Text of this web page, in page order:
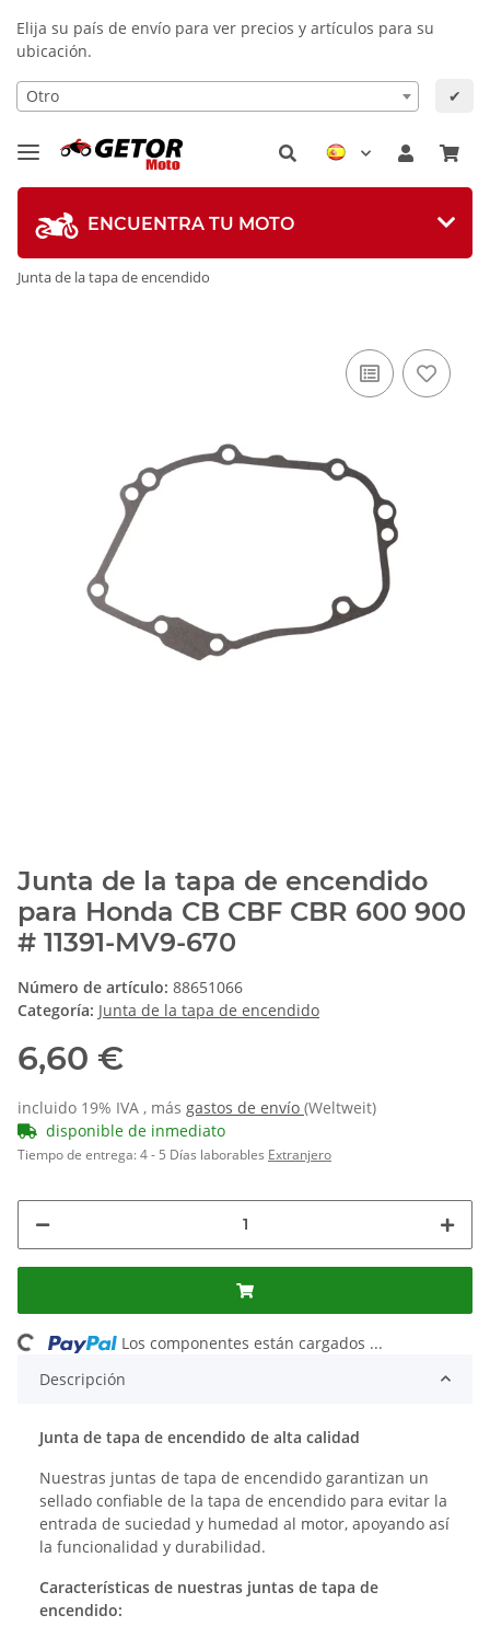
Elija su país de envío para ver precios y artículos para su
ubicación.
Otro ✔
ENCUENTRA TU MOTO
Junta de la tapa de encendido
Junta de la tapa de encendido
para Honda CB CBF CBR 600 900
# 11391-MV9-670
Número de artículo: 88651066
Categoría: Junta de la tapa de encendido
6,60 €
incluido 19% IVA , más gastos de envío (Weltweit)
disponible de inmediato
Tiempo de entrega:4 - 5 Días laborables Extranjero
Los componentes están cargados ...
Descripción
Junta de tapa de encendido de alta calidad
Nuestras juntas de tapa de encendido garantizan un
sellado confiable de la tapa de encendido para evitar la
entrada de suciedad y humedad al motor, apoyando así
la funcionalidad y durabilidad.
Características de nuestras juntas de tapa de
encendido: